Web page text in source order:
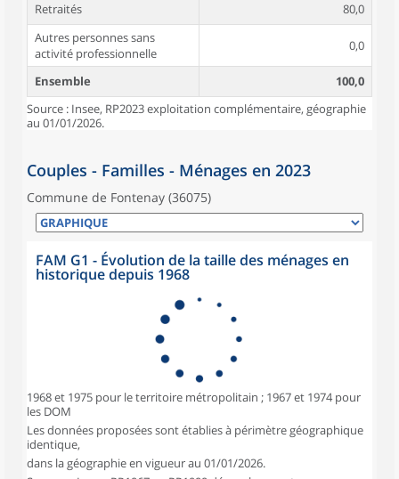
Retraités
80,0
Autres personnes sans
activité professionnelle
0,0
Ensemble
100,0
Source : Insee, RP2023 exploitation complémentaire, géographie
au 01/01/2026.
Couples - Familles - Ménages en 2023
Commune de Fontenay (36075)
FAM G1 - Évolution de la taille des ménages en
historique depuis 1968
1968 et 1975 pour le territoire métropolitain ; 1967 et 1974 pour
les DOM
Les données proposées sont établies à périmètre géographique
identique,
dans la géographie en vigueur au 01/01/2026.